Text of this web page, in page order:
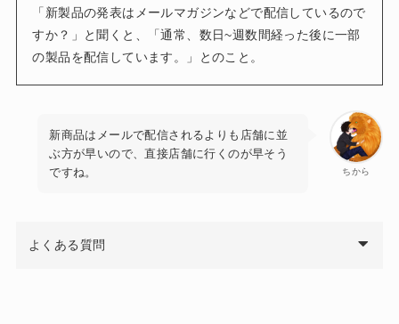
「新製品の発表はメールマガジンなどで配信しているので
すか？」と聞くと、「通常、数日~週数間経った後に一部
の製品を配信しています。」とのこと。
ちから
新商品はメールで配信されるよりも店舗に並
ぶ方が早いので、直接店舗に行くのが早そう
ですね。
よくある質問